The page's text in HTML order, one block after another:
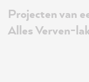
Projecten van
Alles Verven-